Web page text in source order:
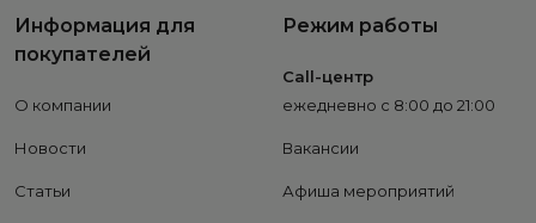
Информация для
покупателей
О компании
Новости
Статьи
Режим работы
Call-центр
ежедневно с 8:00 до 21:00
Вакансии
Афиша мероприятий